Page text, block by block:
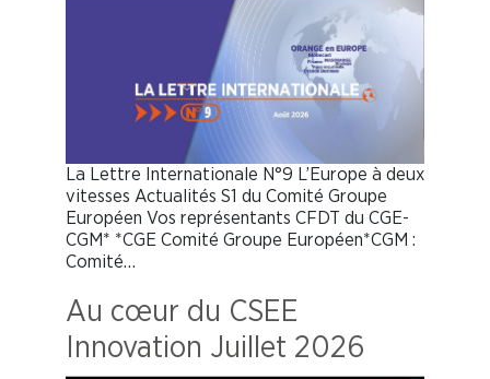
La Lettre Internationale N°9 L’Europe à deux
vitesses Actualités S1 du Comité Groupe
Européen Vos représentants CFDT du CGE-
CGM* *CGE Comité Groupe Européen*CGM :
Comité…
Au cœur du CSEE
Innovation Juillet 2026